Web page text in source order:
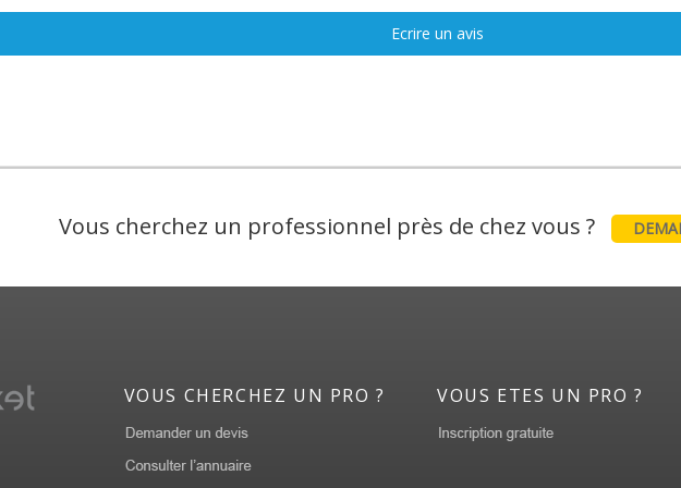
Ecrire un avis
Vous cherchez un professionnel près de chez vous ?
VOUS CHERCHEZ UN PRO ? VOUS ETES UN PRO ?